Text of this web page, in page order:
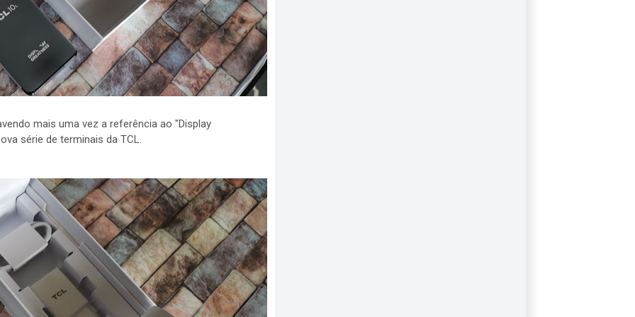
mais uma vez a referência ao "Display
série de terminais da TCL.